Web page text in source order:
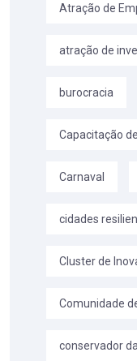
Atração de
atração de
burocracia
Capacitação
Carnaval
cidades
Cluster de
Comunidade
conservador